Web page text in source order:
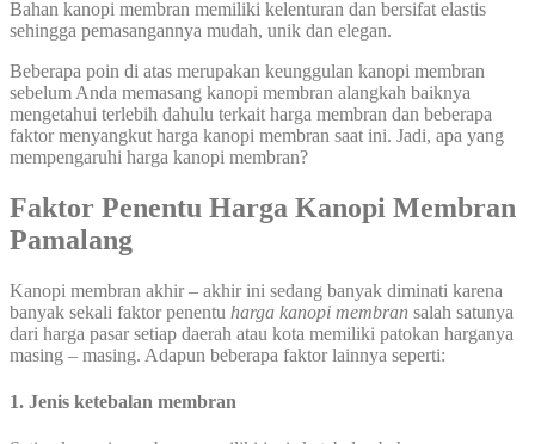
Bahan kanopi membran memiliki kelenturan dan bersifat elastis
sehingga pemasangannya mudah, unik dan elegan.
Beberapa poin di atas merupakan keunggulan kanopi membran
sebelum Anda memasang kanopi membran alangkah baiknya
mengetahui terlebih dahulu terkait harga membran dan beberapa
faktor menyangkut harga kanopi membran saat ini. Jadi, apa yang
mempengaruhi harga kanopi membran?
Faktor Penentu Harga Kanopi Membran
Pamalang
Kanopi membran akhir – akhir ini sedang banyak diminati karena
banyak sekali faktor penentu harga kanopi membran salah satunya
dari harga pasar setiap daerah atau kota memiliki patokan harganya
masing – masing. Adapun beberapa faktor lainnya seperti:
1. Jenis ketebalan membran